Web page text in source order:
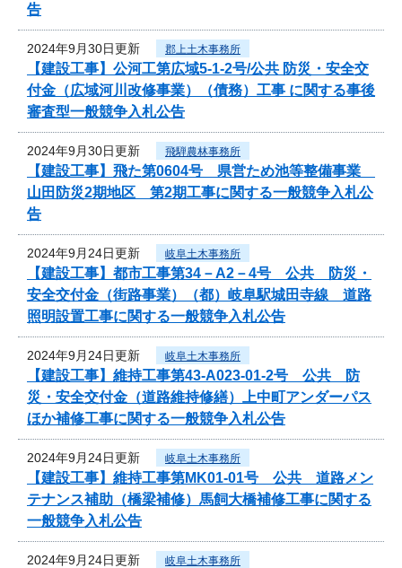
告
2024年9月30日更新 郡上土木事務所
【建設工事】公河工第広域5-1-2号/公共 防災・安全交
付金（広域河川改修事業）（債務）工事 に関する事後
審査型一般競争入札公告
2024年9月30日更新 飛騨農林事務所
【建設工事】飛た第0604号 県営ため池等整備事業
山田防災2期地区 第2期工事に関する一般競争入札公
告
2024年9月24日更新 岐阜土木事務所
【建設工事】都市工事第34－A2－4号 公共 防災・
安全交付金（街路事業）（都）岐阜駅城田寺線 道路
照明設置工事に関する一般競争入札公告
2024年9月24日更新 岐阜土木事務所
【建設工事】維持工事第43-A023-01-2号 公共 防
災・安全交付金（道路維持修繕）上中町アンダーパス
ほか補修工事に関する一般競争入札公告
2024年9月24日更新 岐阜土木事務所
【建設工事】維持工事第MK01-01号 公共 道路メン
テナンス補助（橋梁補修）馬飼大橋補修工事に関する
一般競争入札公告
2024年9月24日更新 岐阜土木事務所